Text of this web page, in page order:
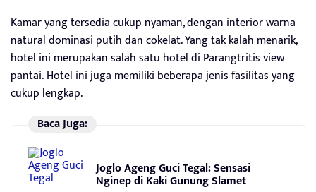
Kamar yang tersedia cukup nyaman, dengan interior warna
natural dominasi putih dan cokelat. Yang tak kalah menarik,
hotel ini merupakan salah satu hotel di Parangtritis view
pantai. Hotel ini juga memiliki beberapa jenis fasilitas yang
cukup lengkap.
Baca Juga:
Joglo Ageng Guci Tegal: Sensasi
Nginep di Kaki Gunung Slamet